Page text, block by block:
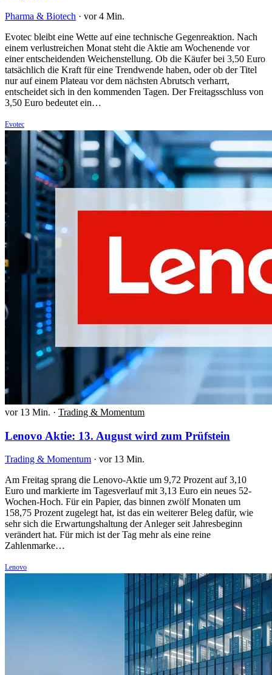
Pharma & Biotech · vor 4 Min.
Evotec bleibt eine Wette auf eine technische Gegenreaktion. Nach
einem verlustreichen Monat steht die Aktie am Wochenende vor
einer entscheidenden Weichenstellung. Ob die Käufer bei 3,50 Euro
tatsächlich die Kraft für eine Trendwende haben, oder ob der Titel
nur auf einem Plateau vor dem nächsten Abrutsch verharrt,
entscheidet sich in den kommenden Tagen. Der Freitagsschluss von
3,50 Euro bedeutet ein…
Evotec
vor 13 Min. · Trading & Momentum
Lenovo Aktie: 13. August wird zum Prüfstein
Trading & Momentum · vor 13 Min.
Am Freitag sprang die Lenovo-Aktie um 9,72 Prozent auf 3,10
Euro und markierte im Tagesverlauf mit 3,13 Euro ein neues 52-
Wochen-Hoch. Für ein Papier, das binnen zwölf Monaten um
158,75 Prozent zugelegt hat, ist das ein weiterer Beleg dafür, wie
sehr sich die Erwartungshaltung der Anleger seit Jahresbeginn
verändert hat. Für mich ist der Tag mehr als eine reine
Zahlenmarke…
Lenovo